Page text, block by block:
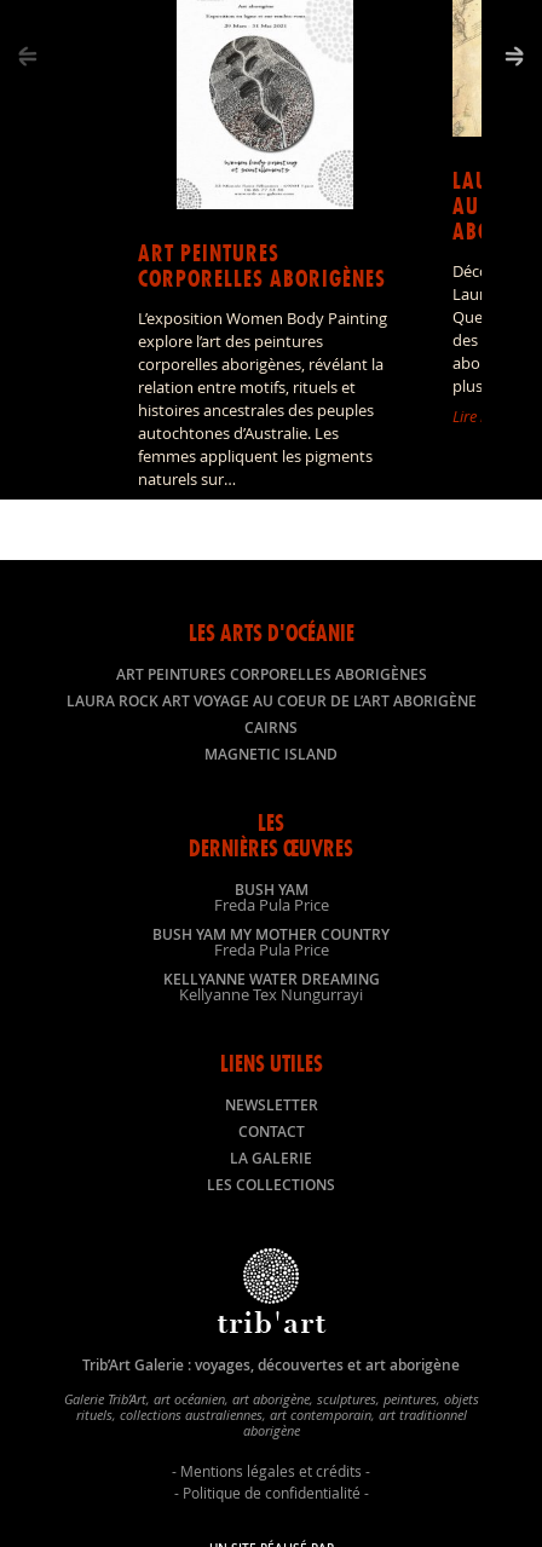
ART PEINTURES
CORPORELLES ABORIGÈNES
L’exposition Women Body Painting
explore l’art des peintures
corporelles aborigènes, révélant la
relation entre motifs, rituels et
histoires ancestrales des peuples
autochtones d’Australie. Les
femmes appliquent les pigments
naturels sur…
LAURA
AU
Découvrir
Laura,
des
aborigène
plus
Lire la suite »
LES ARTS D'OCÉANIE
ART PEINTURES CORPORELLES ABORIGÈNES
LAURA ROCK ART VOYAGE AU COEUR DE L’ART ABORIGÈNE
CAIRNS
MAGNETIC ISLAND
LES
DERNIÈRES ŒUVRES
BUSH YAM
Freda Pula Price
BUSH YAM MY MOTHER COUNTRY
Freda Pula Price
KELLYANNE WATER DREAMING
Kellyanne Tex Nungurrayi
LIENS UTILES
NEWSLETTER
CONTACT
LA GALERIE
LES COLLECTIONS
trib'art
Trib’Art Galerie : voyages, découvertes et art aborigène
Galerie Trib’Art, art océanien, art aborigène, sculptures, peintures, objets
rituels, collections australiennes, art contemporain, art traditionnel
aborigène
- Mentions légales et crédits -
- Politique de confidentialité -